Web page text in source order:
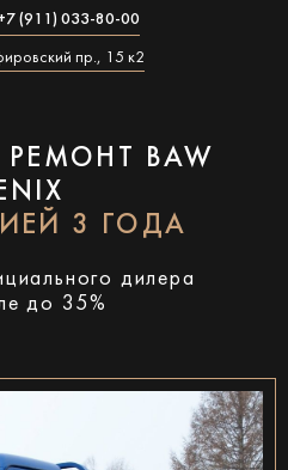
(911) 033-80-00
пр., 15 к2
BAW
3 ГОДА
дилера
до 35%